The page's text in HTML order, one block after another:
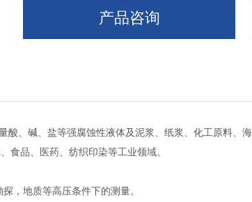
产品咨询
酸、碱、盐等强腐蚀性液体及泥浆、纸浆、化工原料、
食品、医药、纺织印染等工业领域。
地质等高压条件下的测量。